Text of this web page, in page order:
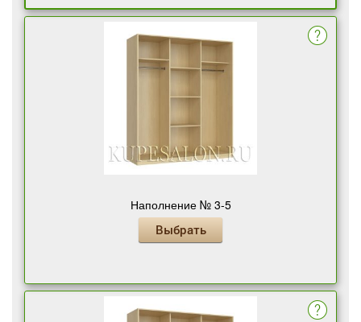
Наполнение № 3-5
Выбрать